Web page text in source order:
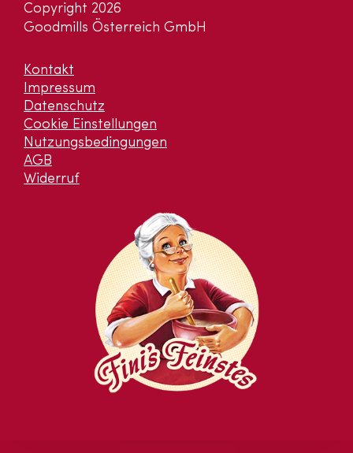
Copyright 2026
Goodmills Österreich GmbH
Kontakt
Impressum
Datenschutz
Cookie Einstellungen
Nutzungsbedingungen
AGB
Widerruf